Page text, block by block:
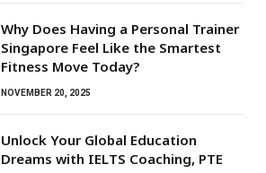
Why Does Having a Personal Trainer
Singapore Feel Like the Smartest
Fitness Move Today?
NOVEMBER 20, 2025
Unlock Your Global Education
Dreams with IELTS Coaching, PTE